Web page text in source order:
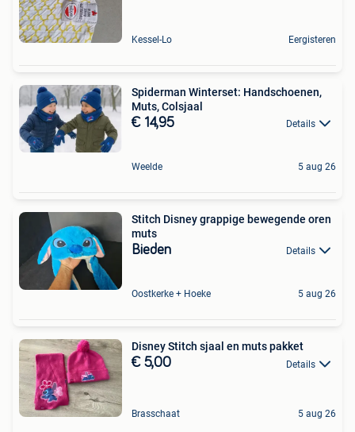
Kessel-Lo Eergisteren
Spiderman Winterset: Handschoenen,
Muts, Colsjaal
€ 14,95 Details
Weelde 5 aug 26
Stitch Disney grappige bewegende oren
muts
Bieden Details
Oostkerke + Hoeke 5 aug 26
Disney Stitch sjaal en muts pakket
€ 5,00 Details
Brasschaat 5 aug 26